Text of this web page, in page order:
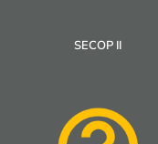
SECOP II